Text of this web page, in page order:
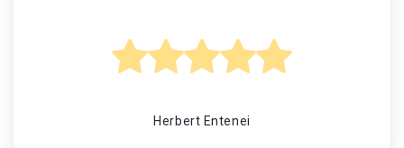
Herbert Entenei